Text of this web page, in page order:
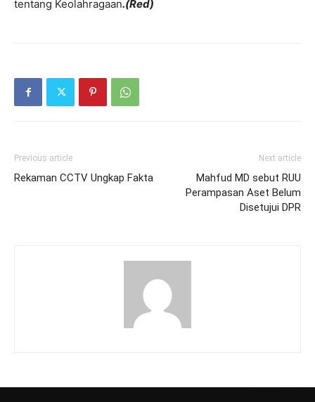
tentang Keolahragaan.(Red)
Previous article
Rekaman CCTV Ungkap Fakta
Next article
Mahfud MD sebut RUU
Perampasan Aset Belum
Disetujui DPR